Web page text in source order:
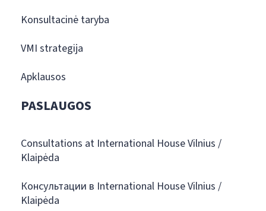
Konsultacinė taryba
VMI strategija
Apklausos
PASLAUGOS
Consultations at International House Vilnius /
Klaipėda
Консультации в International House Vilnius /
Klaipėda